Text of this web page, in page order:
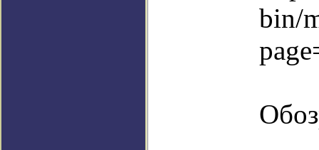
bin/